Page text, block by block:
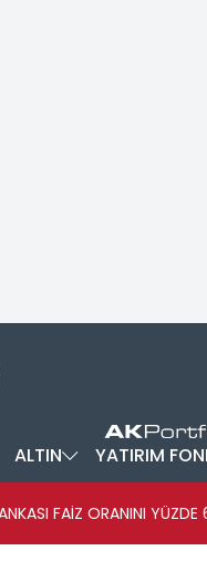
ALTIN YATIRIM
FAİZ ORANINI